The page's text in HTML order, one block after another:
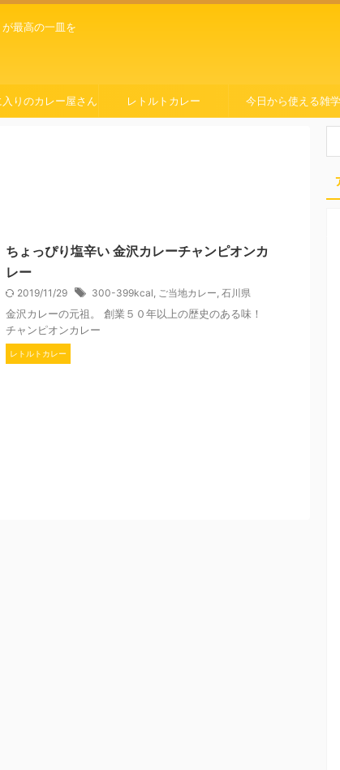
最高の一皿を
入りのカレー屋さん レトルトカレー 今日から使える雑学
ちょっぴり塩辛い 金沢カレーチャンピオンカ
レー
2019/11/29 300-399kcal, ご当地カレー, 石川県
金沢カレーの元祖。 創業５０年以上の歴史のある味！
チャンピオンカレー
レトルトカレー